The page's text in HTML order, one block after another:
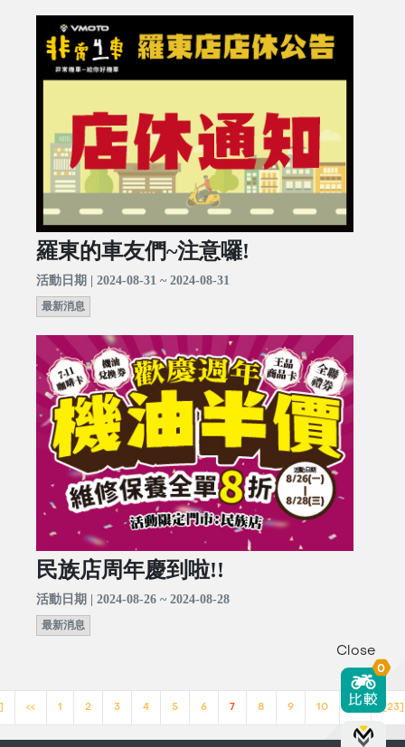
羅東的車友們~注意囉!
活動日期 | 2024-08-31 ~ 2024-08-31
最新消息
民族店周年慶到啦!!
活動日期 | 2024-08-26 ~ 2024-08-28
最新消息
<< 1 2 3 4 5 6 7 8 9 10 >> [23]
Close
0